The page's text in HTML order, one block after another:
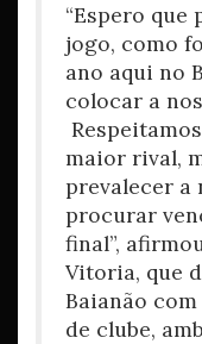
“Espero que
jogo, como
ano aqui no
colocar a
maior rival,
prevalecer a
procurar
final”,
Vitoria, que
Baianão
de clube,